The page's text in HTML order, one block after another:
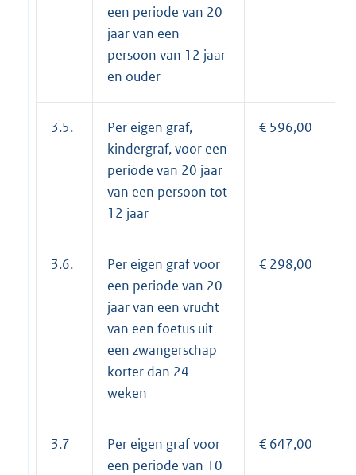
een periode van 20
jaar van een
persoon van 12 jaar
en ouder
3.5.
Per eigen graf,
kindergraf, voor een
periode van 20 jaar
van een persoon tot
12 jaar
€ 596,00
3.6.
Per eigen graf voor
een periode van 20
jaar van een vrucht
van een foetus uit
een zwangerschap
korter dan 24
weken
€ 298,00
3.7
Per eigen graf voor
een periode van 10
€ 647,00